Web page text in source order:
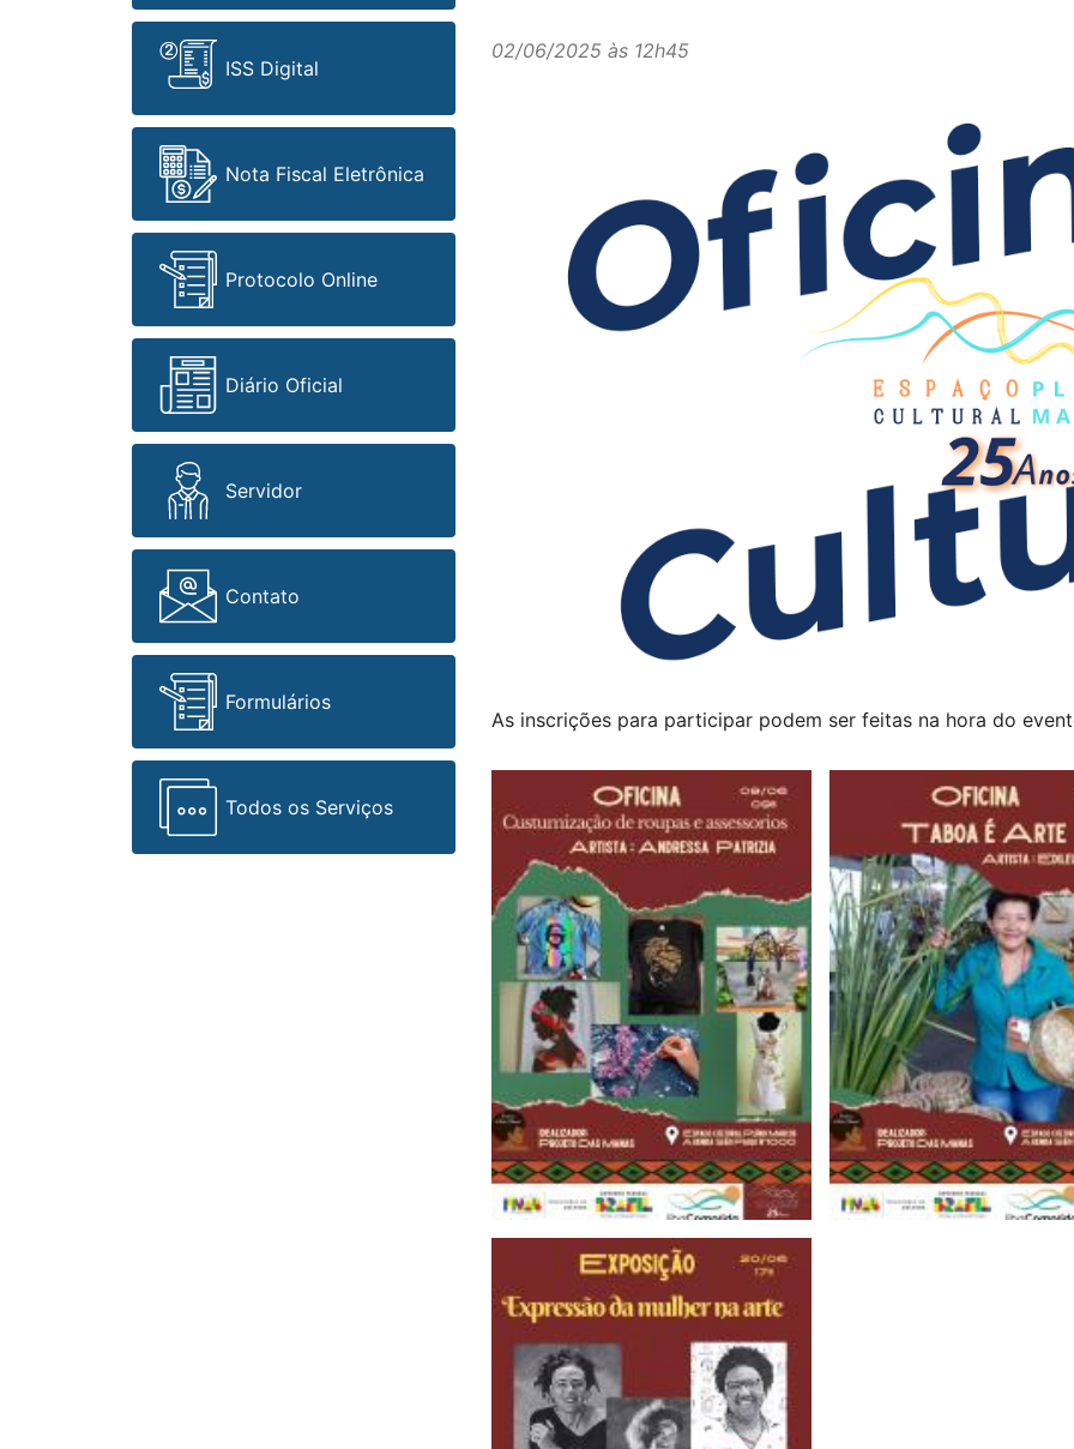
ISS Digital
Nota Fiscal Eletrônica
Protocolo Online
Diário Oficial
Servidor
Contato
Formulários
Todos os Serviços
02/06/2025 às 12h45
As inscrições para participar podem ser feitas na hora do